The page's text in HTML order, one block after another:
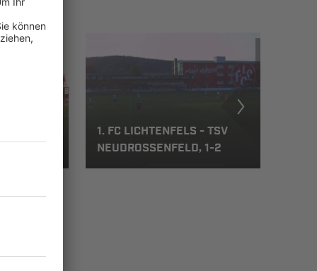
1. FC LICHTENFELS - TSV
NEUDROSSENFELD, 1-2